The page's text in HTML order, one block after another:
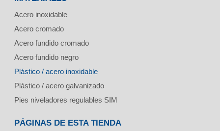
Acero inoxidable
Acero cromado
Acero fundido cromado
Acero fundido negro
Plástico / acero inoxidable
Plástico / acero galvanizado
Pies niveladores regulables SIM
PÁGINAS DE ESTA TIENDA